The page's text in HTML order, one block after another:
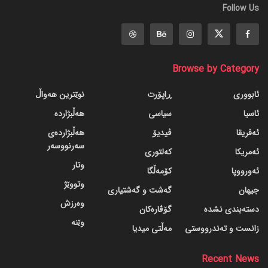
Follow Us
Browse by Category
ئابووری
ئاسیا
ئەفریقا
ئەمریکا
ئەورووپا
جیهان
دسته‌بندی نشده
زانست و تەندرووستی
ڕاپۆرت
سیاسی
ڤیدیۆ
کەلتوری
کۆمەڵگا
گه‌شت و گه‌شتیاری
گۆڤاره‌کان
مەڵتی میدیا
نوێترین هەواڵ
هەڵبژاردە
هەڵبژاردەی
سەرنووسەر
وتار
وتووێژ
وەرزش
وێنە
Recent News